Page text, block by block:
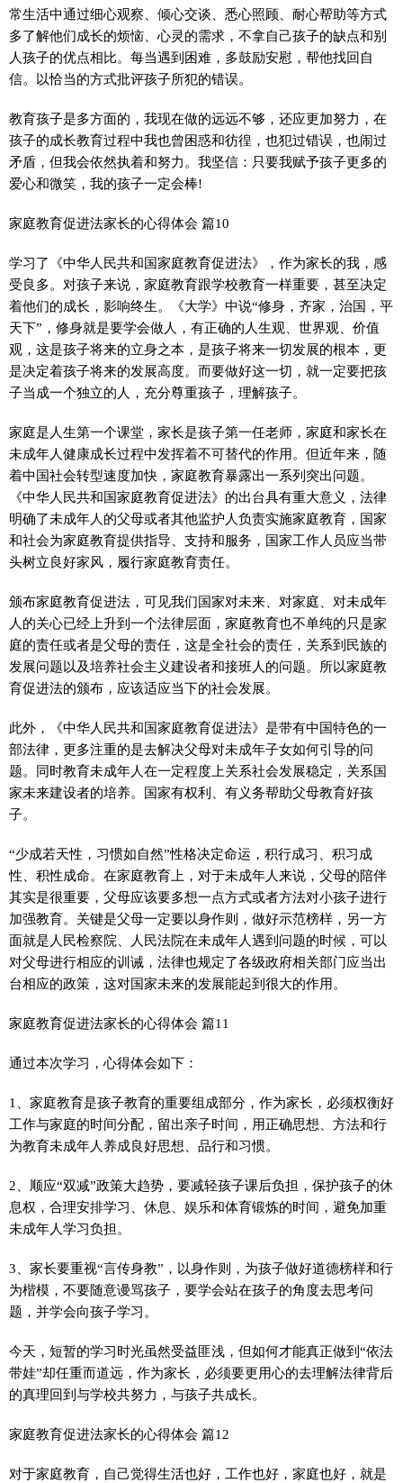
常生活中通过细心观察、倾心交谈、悉心照顾、耐心帮助等方式
多了解他们成长的烦恼、心灵的需求，不拿自己孩子的缺点和别
人孩子的优点相比。每当遇到困难，多鼓励安慰，帮他找回自
信。以恰当的方式批评孩子所犯的错误。
教育孩子是多方面的，我现在做的远远不够，还应更加努力，在
孩子的成长教育过程中我也曾困惑和彷徨，也犯过错误，也闹过
矛盾，但我会依然执着和努力。我坚信：只要我赋予孩子更多的
爱心和微笑，我的孩子一定会棒!
家庭教育促进法家长的心得体会 篇10
学习了《中华人民共和国家庭教育促进法》，作为家长的我，感
受良多。对孩子来说，家庭教育跟学校教育一样重要，甚至决定
着他们的成长，影响终生。《大学》中说“修身，齐家，治国，平
天下”，修身就是要学会做人，有正确的人生观、世界观、价值
观，这是孩子将来的立身之本，是孩子将来一切发展的根本，更
是决定着孩子将来的发展高度。而要做好这一切，就一定要把孩
子当成一个独立的人，充分尊重孩子，理解孩子。
家庭是人生第一个课堂，家长是孩子第一任老师，家庭和家长在
未成年人健康成长过程中发挥着不可替代的作用。但近年来，随
着中国社会转型速度加快，家庭教育暴露出一系列突出问题。
《中华人民共和国家庭教育促进法》的出台具有重大意义，法律
明确了未成年人的父母或者其他监护人负责实施家庭教育，国家
和社会为家庭教育提供指导、支持和服务，国家工作人员应当带
头树立良好家风，履行家庭教育责任。
颁布家庭教育促进法，可见我们国家对未来、对家庭、对未成年
人的关心已经上升到一个法律层面，家庭教育也不单纯的只是家
庭的责任或者是父母的责任，这是全社会的责任，关系到民族的
发展问题以及培养社会主义建设者和接班人的问题。所以家庭教
育促进法的颁布，应该适应当下的社会发展。
此外，《中华人民共和国家庭教育促进法》是带有中国特色的一
部法律，更多注重的是去解决父母对未成年子女如何引导的问
题。同时教育未成年人在一定程度上关系社会发展稳定，关系国
家未来建设者的培养。国家有权利、有义务帮助父母教育好孩
子。
“少成若天性，习惯如自然”性格决定命运，积行成习、积习成
性、积性成命。在家庭教育上，对于未成年人来说，父母的陪伴
其实是很重要，父母应该要多想一点方式或者方法对小孩子进行
加强教育。关键是父母一定要以身作则，做好示范榜样，另一方
面就是人民检察院、人民法院在未成年人遇到问题的时候，可以
对父母进行相应的训诫，法律也规定了各级政府相关部门应当出
台相应的政策，这对国家未来的发展能起到很大的作用。
家庭教育促进法家长的心得体会 篇11
通过本次学习，心得体会如下：
1、家庭教育是孩子教育的重要组成部分，作为家长，必须权衡好
工作与家庭的时间分配，留出亲子时间，用正确思想、方法和行
为教育未成年人养成良好思想、品行和习惯。
2、顺应“双减”政策大趋势，要减轻孩子课后负担，保护孩子的休
息权，合理安排学习、休息、娱乐和体育锻炼的时间，避免加重
未成年人学习负担。
3、家长要重视“言传身教”，以身作则，为孩子做好道德榜样和行
为楷模，不要随意谩骂孩子，要学会站在孩子的角度去思考问
题，并学会向孩子学习。
今天，短暂的学习时光虽然受益匪浅，但如何才能真正做到“依法
带娃”却任重而道远，作为家长，必须要更用心的去理解法律背后
的真理回到与学校共努力，与孩子共成长。
家庭教育促进法家长的心得体会 篇12
对于家庭教育，自己觉得生活也好，工作也好，家庭也好，就是